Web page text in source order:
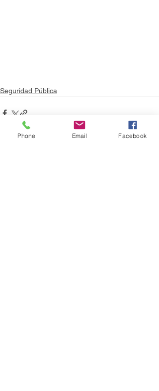
Seguridad Pública
Phone Email Facebook